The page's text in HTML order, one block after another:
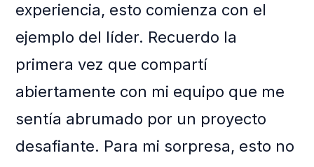
experiencia, esto comienza con el
ejemplo del líder. Recuerdo la
primera vez que compartí
abiertamente con mi equipo que me
sentía abrumado por un proyecto
desafiante. Para mi sorpresa, esto no